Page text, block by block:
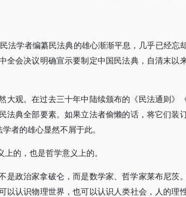
法学者编纂民法典的雄心渐渐平息，几乎已经忘
全会决议明确宣示要制定中国民法典，自清末以
大观。在过去三十年中陆续颁布的《民法通则》
法典全部要素。如果立法者偷懒的话，将它们装
者的雄心显然不屑于此。
的，也是哲学意义上的。
是政治家拿破仑，而是数学家、哲学家莱布尼茨
以认识物理世界，也可以认识人类社会，人的理